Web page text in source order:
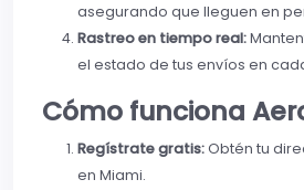
asegurando que lleguen en
Rastreo en tiempo real:
el estado de tus envíos en
Cómo funciona
Regístrate gratis:Obtén tu
en Miami.